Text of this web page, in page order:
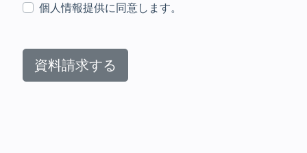
個人情報提供に同意します。
資料請求する